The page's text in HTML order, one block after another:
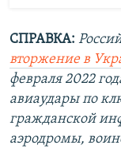
СПРАВКА:
вторжение в
февраля 2022
авиаудары по
гражданской
аэродромы,